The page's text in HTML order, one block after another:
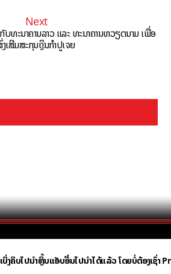
Next
ບທະນາຄານລາວ ແລະ ທະນາຄານຫວຽດນາມ ເພື່ອ
ເສີມສະກຸນເງິນກຳປູເຈຍ
ບິ່ງຄິບໄປນຳຫຼິ້ນແອັບອື່ນໄປນຳໄດ້ແລ້ວ ໂດຍບໍ່ຕ້ອງເຊົ່າ